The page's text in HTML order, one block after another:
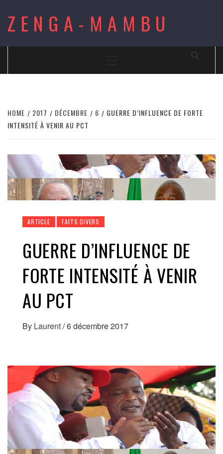
content
ZENGA-MAMBU
HOME 2017 DÉCEMBRE 6
GUERRE D’INFLUENCE DE FORTE
INTENSITÉ À VENIR AU PCT
ARTICLE FAITS DIVERS
GUERRE D’INFLUENCE DE
FORTE INTENSITÉ À VENIR
AU PCT
By Laurent/6 décembre 2017